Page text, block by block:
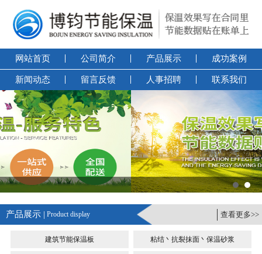
网站首页 公司简介 产品展示 成功案例
新闻动态 留言反馈 人事招聘 联系我们
产品展示 | Product display 查看更多>>
建筑节能保温板 粘结丶抗裂抹面丶保温砂浆